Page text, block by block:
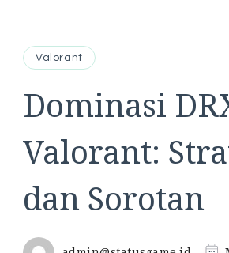
Valorant
Dominasi
Valorant:
dan Sorotan